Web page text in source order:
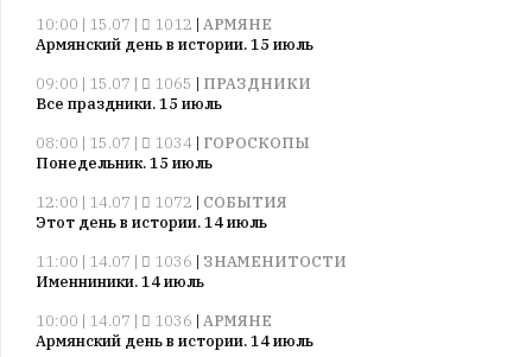
10:00 | 15.07 |
1012 | АРМЯНЕ
Армянский день в истории. 15 июль
09:00 | 15.07 |
1065 | ПРАЗДНИКИ
Все праздники. 15 июль
08:00 | 15.07 |
1034 | ГОРОСКОПЫ
Понедельник. 15 июль
12:00 | 14.07 |
1072 | СОБЫТИЯ
Этот день в истории. 14 июль
11:00 | 14.07 |
1036 | ЗНАМЕНИТОСТИ
Именниники. 14 июль
10:00 | 14.07 |
1036 | АРМЯНЕ
Армянский день в истории. 14 июль